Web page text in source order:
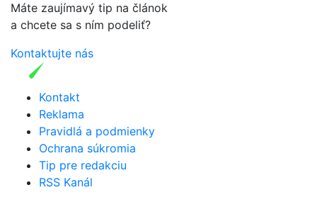
Máte zaujímavý tip na článok
a chcete sa s ním podeliť?
Kontaktujte nás
Kontakt
Reklama
Pravidlá a podmienky
Ochrana súkromia
Tip pre redakciu
RSS Kanál